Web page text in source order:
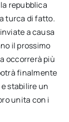
repubblica
turca di fatto.
a causa
il prossimo
occorrerà più
finalmente
stabilire un
unita con i